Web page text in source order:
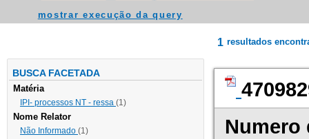
mostrar execução da query
BUSCA FACETADA
Matéria
IPI- processos NT - ressa (1)
Nome Relator
Não Informado (1)
1 resultados
Numero